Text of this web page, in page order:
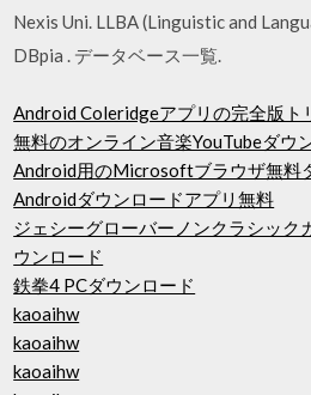
Nexis Uni. LLBA (Linguistic and
DBpia . データベース一覧.
Android Coleridgeアプリの完全版ト
無料のオンライン音楽YouTubeダウ
Android用のMicrosoftブラウザ無料
Androidダウンロードアプリ無料
ジェシーグローバーノンクラシック
ウンロード
鉄拳4 PCダウンロード
kaoaihw
kaoaihw
kaoaihw